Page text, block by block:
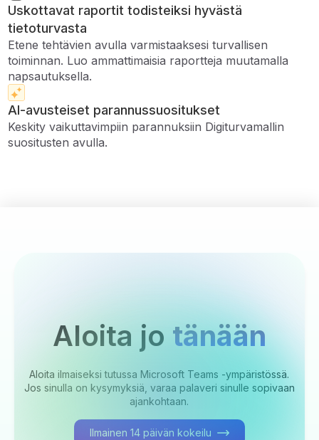
Uskottavat raportit todisteiksi hyvästä
tietoturvasta
Etene tehtävien avulla varmistaaksesi turvallisen
toiminnan. Luo ammattimaisia ​​raportteja muutamalla
napsautuksella.
AI-avusteiset parannussuositukset
Keskity vaikuttavimpiin parannuksiin Digiturvamallin
suositusten avulla.
Aloita jo tänään
Aloita ilmaiseksi tutussa Microsoft Teams -ympäristössä.
Jos sinulla on kysymyksiä, varaa palaveri sinulle sopivaan
ajankohtaan.
Ilmainen 14 päivän kokeilu